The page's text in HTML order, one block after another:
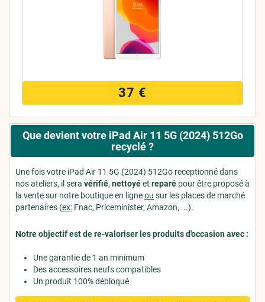
37 €
Que devient votre iPad Air 11 5G (2024) 512Go
recyclé ?
Une fois votre iPad Air 11 5G (2024) 512Go receptionné dans
nos ateliers, il sera vérifié, nettoyéet reparé pour être proposé à
la vente sur notre boutique en ligneou sur les places de marché
partenaires (ex: Fnac, Priceminister, Amazon, ...).
Notre objectif est de re-valoriser les produits d'occasion avec :
Une garantie de 1 an minimum
Des accessoires neufs compatibles
Un produit 100% débloqué